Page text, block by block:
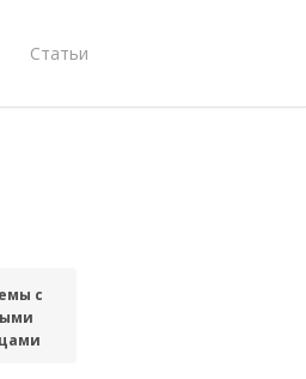
Статьи
с